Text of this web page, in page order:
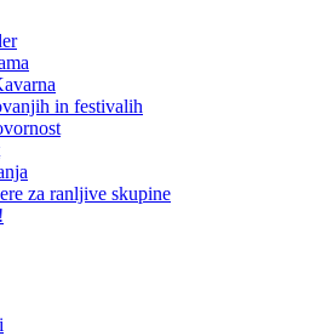
in festivalih
za ranljive skupine